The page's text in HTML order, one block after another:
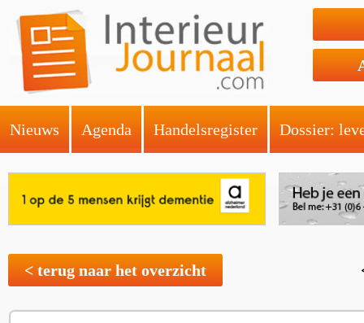
Nieuws Agenda Handelsregister Dossier:
< terug naar het overzicht